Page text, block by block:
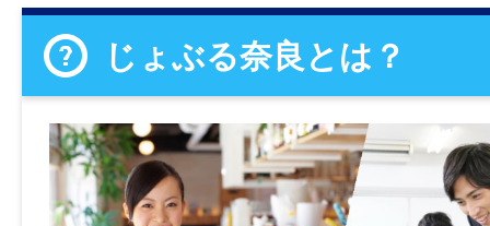
じょぶる奈良とは？